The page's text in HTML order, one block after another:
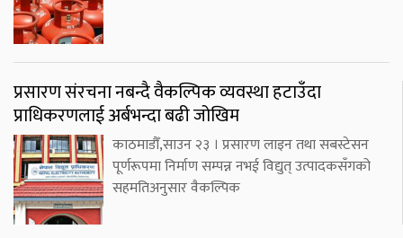
प्रसारण संरचना नबन्दै वैकल्पिक व्यवस्था हटाउँदा
प्राधिकरणलाई अर्बभन्दा बढी जोखिम
काठमाडौँ,साउन २३ । प्रसारण लाइन तथा सबस्टेसन
पूर्णरूपमा निर्माण सम्पन्न नभई विद्युत् उत्पादकसँगको
सहमतिअनुसार वैकल्पिक